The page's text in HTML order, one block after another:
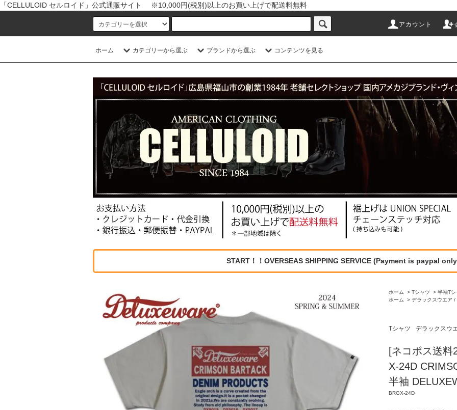
「CELLULOID セルロイド」公式通販サイト ※10,000円(税別)以上のお買い上げで配送料無料
アカウント
ホーム カテゴリーから選ぶ ブランドから選ぶ コンテンツを見る
START！！OVERSEAS SHIPPING SERVICE (Payment is paypal
ホーム > Tシャツ > 半袖Tシ
ホーム
> デラックスウエア
Tシャツ デラックスウ
[ネコポス送
X-24D
半袖
BRGX-24D